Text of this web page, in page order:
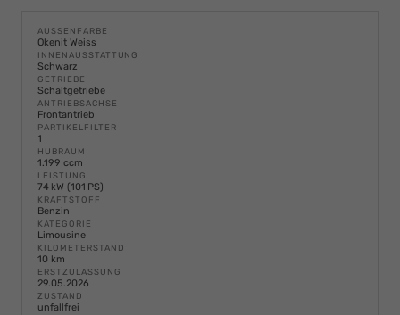
AUSSENFARBE
Okenit Weiss
INNENAUSSTATTUNG
Schwarz
GETRIEBE
Schaltgetriebe
ANTRIEBSACHSE
Frontantrieb
PARTIKELFILTER
1
HUBRAUM
1.199 ccm
LEISTUNG
74 kW (101 PS)
KRAFTSTOFF
Benzin
KATEGORIE
Limousine
KILOMETERSTAND
10 km
ERSTZULASSUNG
29.05.2026
ZUSTAND
unfallfrei